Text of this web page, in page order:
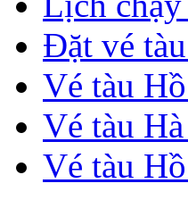
Đặt vé
Vé tàu
Vé tàu
Vé tàu